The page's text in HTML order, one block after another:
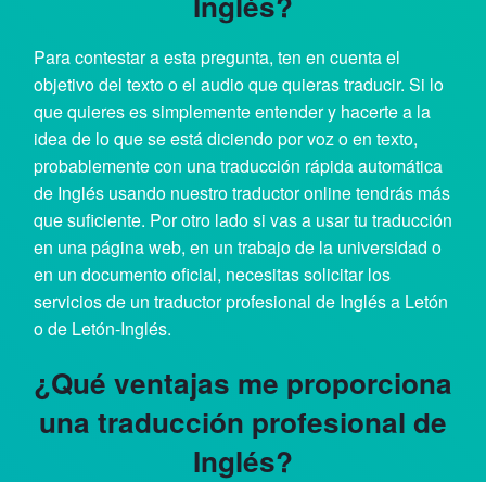
Para contestar a esta pregunta, ten en cuenta el
objetivo del texto o el audio que quieras traducir. Si lo
que quieres es simplemente entender y hacerte a la
idea de lo que se está diciendo por voz o en texto,
probablemente con una traducción rápida automática
de Inglés usando nuestro traductor online tendrás más
que suficiente. Por otro lado si vas a usar tu traducción
en una página web, en un trabajo de la universidad o
en un documento oficial, necesitas solicitar los
servicios de un traductor profesional de Inglés a Letón
o de Letón-Inglés.
¿Qué ventajas me proporciona
una traducción profesional de
Inglés?